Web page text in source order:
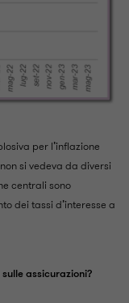
per l’inflazione
si vedeva da diversi
centrali sono
dei tassi d’interesse a
assicurazioni?